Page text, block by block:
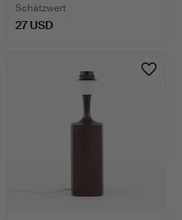
Schätzwert
27 USD